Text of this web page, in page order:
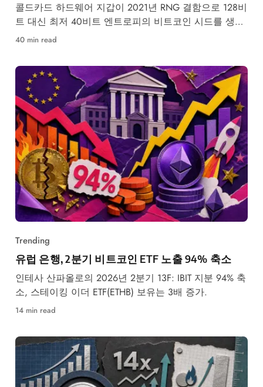
콜드카드 하드웨어 지갑이 2021년 RNG 결함으로 128비
트 대신 최저 40비트 엔트로피의 비트코인 시드를 생성
했습니다.
40 min read
Trending
유럽 은행, 2분기 비트코인 ETF 노출 94% 축소
인테사 산파올로의 2026년 2분기 13F: IBIT 지분 94% 축
소, 스테이킹 이더 ETF(ETHB) 보유는 3배 증가.
14 min read